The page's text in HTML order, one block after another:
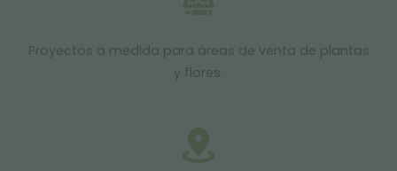
Proyectos a medida para áreas de venta de plantas
y flores.